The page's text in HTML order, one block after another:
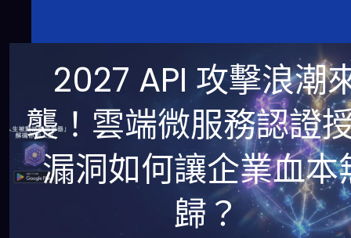
2027 API 攻擊浪潮
襲！雲端微服務認證
漏洞如何讓企業血本
歸？